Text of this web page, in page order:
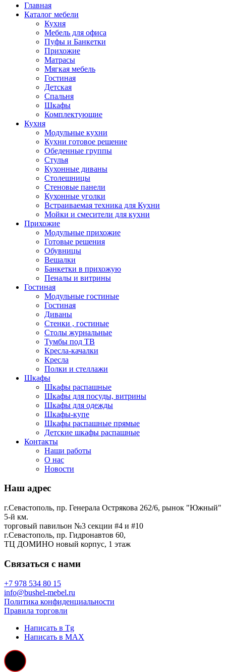
Главная
Каталог мебели
Кухня
Мебель для офиса
Пуфы и Банкетки
Прихожие
Матрасы
Мягкая мебель
Гостиная
Детская
Спальня
Шкафы
Комплектующие
Кухня
Модульные кухни
Кухни готовое решение
Обеденные группы
Стулья
Кухонные диваны
Столешницы
Стеновые панели
Кухонные уголки
Встраиваемая техника для Кухни
Мойки и смесители для кухни
Прихожие
Модульные прихожие
Готовые решения
Обувницы
Вешалки
Банкетки в прихожую
Пеналы и витрины
Гостиная
Модульные гостиные
Гостиная
Диваны
Стенки , гостиные
Столы журнальные
Тумбы под ТВ
Кресла-качалки
Кресла
Полки и стеллажи
Шкафы
Шкафы распашные
Шкафы для посуды, витрины
Шкафы для одежды
Шкафы-купе
Шкафы распашные прямые
Детские шкафы распашные
Контакты
Наши работы
О нас
Новости
Наш адрес
г.Севастополь, пр. Генерала Острякова 262/6, рынок "Южный"
5-й км.
торговый павильон №3 секции #4 и #10
г.Севастополь, пр. Гидронавтов 60,
ТЦ ДОМИНО новый корпус, 1 этаж
Связаться с нами
+7 978 534 80 15
info@bushel-mebel.ru
Политика конфиденциальности
Правила торговли
Написать в Tg
Написать в MAX